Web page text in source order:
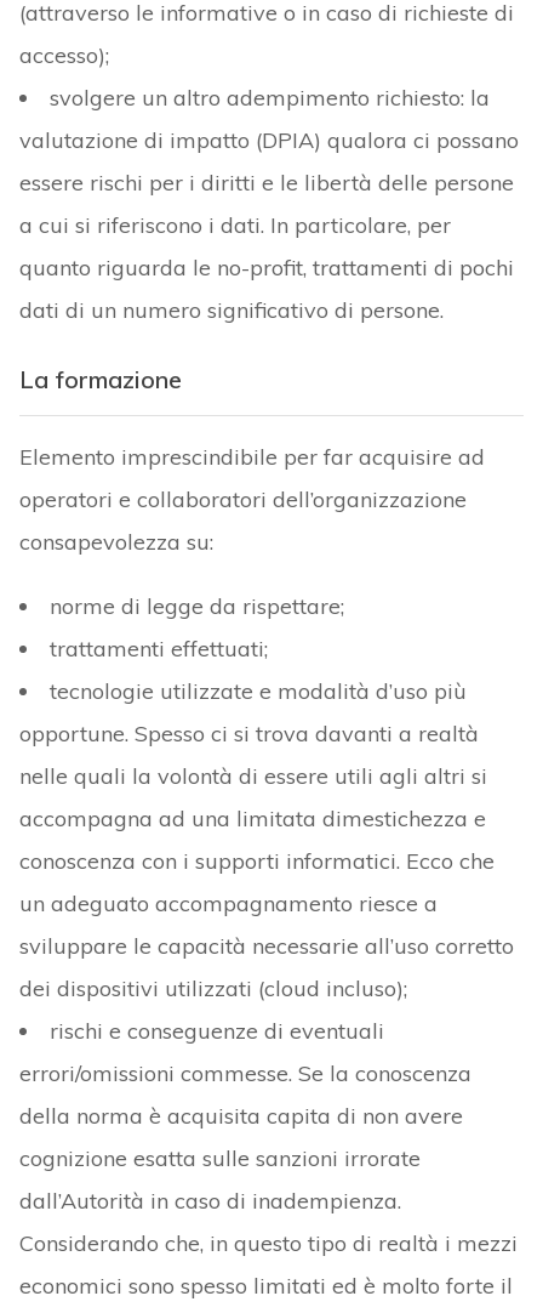
(attraverso le informative o in caso di richieste di
accesso);
svolgere un altro adempimento richiesto: la
valutazione di impatto (DPIA) qualora ci possano
essere rischi per i diritti e le libertà delle persone
a cui si riferiscono i dati. In particolare, per
quanto riguarda le no-profit, trattamenti di pochi
dati di un numero significativo di persone.
La formazione
Elemento imprescindibile per far acquisire ad
operatori e collaboratori dell’organizzazione
consapevolezza su:
norme di legge da rispettare;
trattamenti effettuati;
tecnologie utilizzate e modalità d’uso più
opportune. Spesso ci si trova davanti a realtà
nelle quali la volontà di essere utili agli altri si
accompagna ad una limitata dimestichezza e
conoscenza con i supporti informatici. Ecco che
un adeguato accompagnamento riesce a
sviluppare le capacità necessarie all’uso corretto
dei dispositivi utilizzati (cloud incluso);
rischi e conseguenze di eventuali
errori/omissioni commesse. Se la conoscenza
della norma è acquisita capita di non avere
cognizione esatta sulle sanzioni irrorate
dall’Autorità in caso di inadempienza.
Considerando che, in questo tipo di realtà i mezzi
economici sono spesso limitati ed è molto forte il